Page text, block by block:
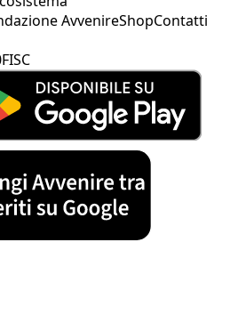
AvvenireShopContatti
FISC